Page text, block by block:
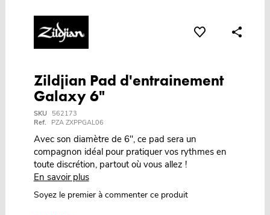
Zildjian Pad d'entrainement
Galaxy 6"
SKU
562173
Ref.
PZA ZXPPGAL06
Avec son diamètre de 6", ce pad sera un
compagnon idéal pour pratiquer vos rythmes en
toute discrétion, partout où vous allez !
En savoir plus
Soyez le premier à commenter ce produit